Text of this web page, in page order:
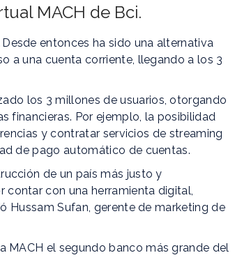
MACH de Bci.
entonces ha sido una alternativa
a una cuenta corriente, llegando a los 3
los 3 millones de usuarios, otorgando
financieras. Por ejemplo, la posibilidad
y contratar servicios de streaming
de pago automático de cuentas.
de un país más justo y
contar con una herramienta digital,
Hussam Sufan, gerente de marketing de
MACH el segundo banco más grande del